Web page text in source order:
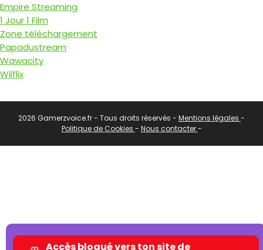
Empire Streaming
1 Jour 1 Film
Zone téléchargement
Papadustream
Wawacity
Wilflix
2026 Gamerzvoice.fr - Tous droits réservés - Mentions légales -
Politique de Cookies - Nous contacter-
Accès bloqué vers ton site de